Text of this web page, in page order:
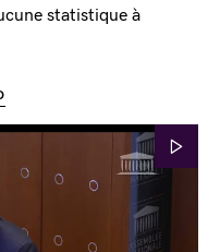
statistique à